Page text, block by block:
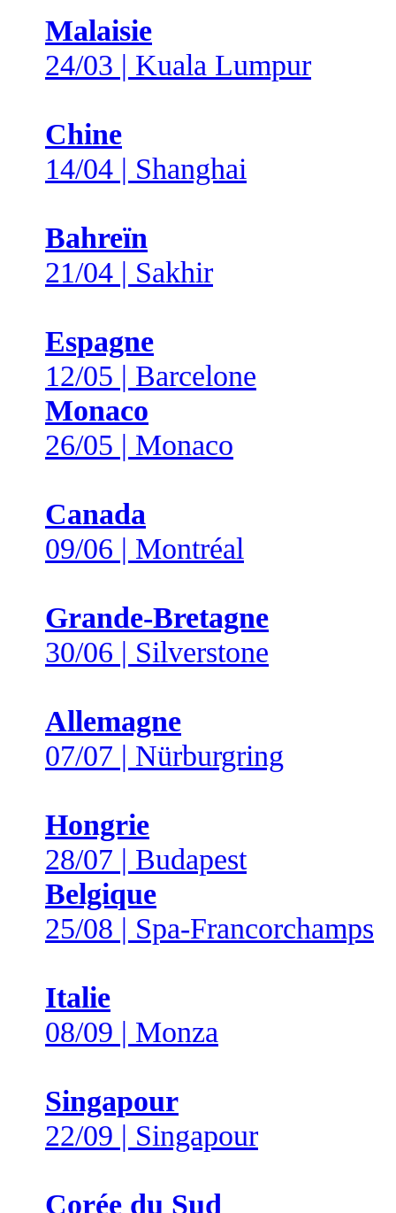
Malaisie
24/03 | Kuala Lumpur
Chine
14/04 | Shanghai
Bahreïn
21/04 | Sakhir
Espagne
12/05 | Barcelone
Monaco
26/05 | Monaco
Canada
09/06 | Montréal
Grande-Bretagne
30/06 | Silverstone
Allemagne
07/07 | Nürburgring
Hongrie
28/07 | Budapest
Belgique
25/08 | Spa-Francorchamps
Italie
08/09 | Monza
Singapour
22/09 | Singapour
Corée du Sud